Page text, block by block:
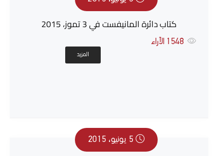
كتاب دائرة المانيفست في 3 تموز، 2015
الآراء
المزيد
5 يونيو، 2015